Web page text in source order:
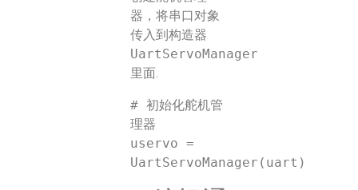
器，将串口对象
传入到构造器
UartServoManager
里面.
# 初始化舵机管
理器
uservo =